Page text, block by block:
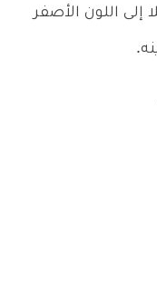
اللون الأصفر